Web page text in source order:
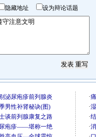
隐藏地址 设为辩论话题